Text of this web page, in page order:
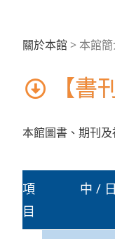
關於本館 > 本館
【書
本館圖書、期刊
項
目
中 /